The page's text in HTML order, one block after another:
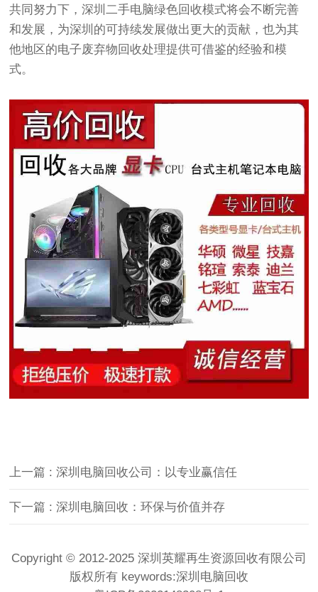
共同努力下，深圳二手电脑绿色回收模式将会不断完善
和发展，为深圳的可持续发展做出更大的贡献，也为其
他地区的电子废弃物回收处理提供可借鉴的经验和模
式。
上一篇 : 深圳电脑回收公司：以专业赢信任
下一篇 : 深圳电脑回收：环保与价值并存
Copyright © 2012-2025 深圳英耀再生资源回收有限公司
版权所有 keywords:深圳电脑回收